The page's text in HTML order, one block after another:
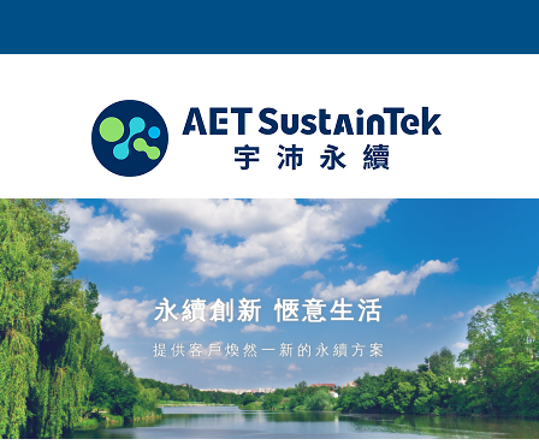
永續創新 愜意生活
提供客戶煥然一新的永續方案